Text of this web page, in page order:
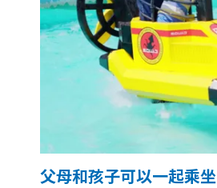
父母和孩子可以一起乘坐